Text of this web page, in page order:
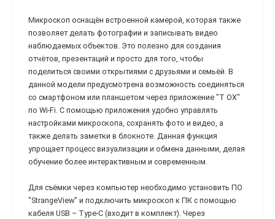
Микроскоп оснащён встроенной камерой, которая также
позволяет делать фотографии и записывать видео
наблюдаемых объектов. Это полезно для создания
отчётов, презентаций и просто для того, чтобы
поделиться своими открытиями с друзьями и семьёй. В
данной модели предусмотрена возможность соединяться
со смартфоном или планшетом через приложение "T OX"
по Wi-Fi. С помощью приложения удобно управлять
настройками микроскопа, сохранять фото и видео, а
также делать заметки в блокноте. Данная функция
упрощает процесс визуализации и обмена данными, делая
обучение более интерактивным и современным.
Для съёмки через компьютер необходимо установить ПО
"StrangeView" и подключить микроскоп к ПК с помощью
кабеля USB – Type-C (входит в комплект). Через